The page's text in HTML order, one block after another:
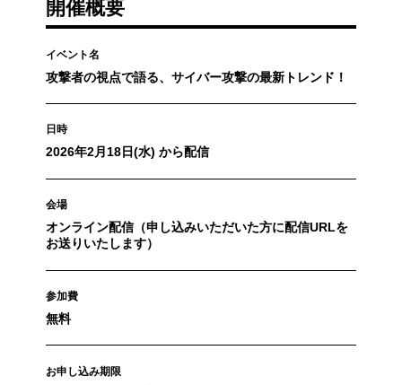
開催概要
イベント名
攻撃者の視点で語る、サイバー攻撃の最新トレンド！
日時
2026年2月18日(水) から配信
会場
オンライン配信（申し込みいただいた方に配信URLを
お送りいたします）
参加費
無料
お申し込み期限